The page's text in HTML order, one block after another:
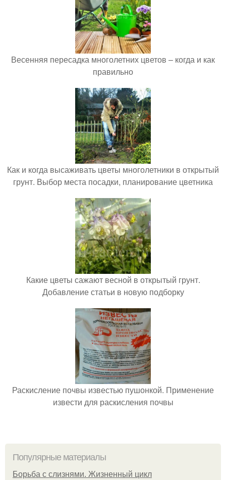
Весенняя пересадка многолетних цветов – когда и как
правильно
Как и когда высаживать цветы многолетники в открытый
грунт. Выбор места посадки, планирование цветника
Какие цветы сажают весной в открытый грунт.
Добавление статьи в новую подборку
Раскисление почвы известью пушонкой. Применение
извести для раскисления почвы
Популярные материалы
Борьба с слизнями. Жизненный цикл